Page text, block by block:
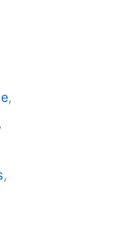
,
,
,